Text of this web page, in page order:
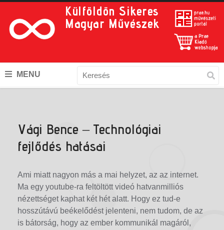
Külföldön Sikeres
Magyar Művészek
MENU
Vági Bence – Technológiai
fejlődés hatásai
Ami miatt nagyon más a mai helyzet, az az internet.
Ma egy youtube-ra feltöltött videó hatvanmilliós
nézettséget kaphat két hét alatt. Hogy ez tud-e
hosszútávú beékelődést jelenteni, nem tudom, de az
is bátorság, hogy az ember kommunikál magáról,